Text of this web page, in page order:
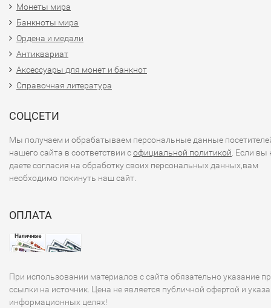
Монеты мира
Банкноты мира
Ордена и медали
Антиквариат
Аксессуары для монет и банкнот
Справочная литература
СОЦСЕТИ
Мы получаем и обрабатываем персональные данные
нашего сайта в соответствии софициальной политикой. Если вы
даете согласия на обработку своих персональных данных,вам
необходимо покинуть наш сайт.
ОПЛАТА
При использовании материалов с сайта обязательно указание
ссылки на источник. Цена не является публичной офертой и
информационных целях!